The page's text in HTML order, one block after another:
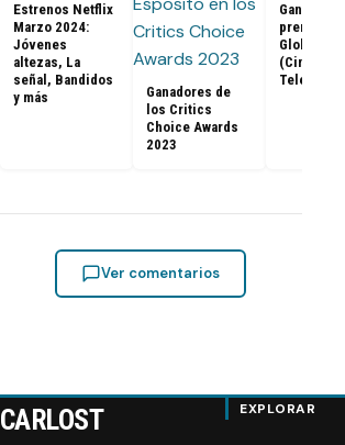
Estrenos Netflix
Marzo 2024:
Jóvenes
altezas, La
señal, Bandidos
y más
Ganadores de
los Critics
Choice Awards
2023
Ganadores
premios
Globes
(Cine y
Televisión)
Ver comentarios
CARLOST EXPLORAR